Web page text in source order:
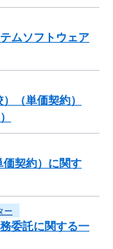
ムソフトウェア
（単価契約）
価契約）に関す
ー
委託に関する一